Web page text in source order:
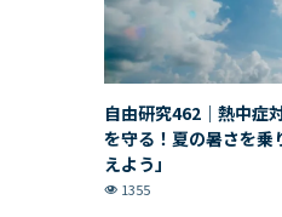
自由研究462｜熱中症
を守る！夏の暑さを乗
えよう」
1355